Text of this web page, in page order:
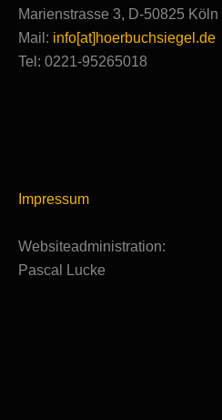
Marienstrasse 3, D-50825 Köln
Mail: info[at]hoerbuchsiegel.de
Tel: 0221-95265018
Impressum
Websiteadministration:
Pascal Lucke